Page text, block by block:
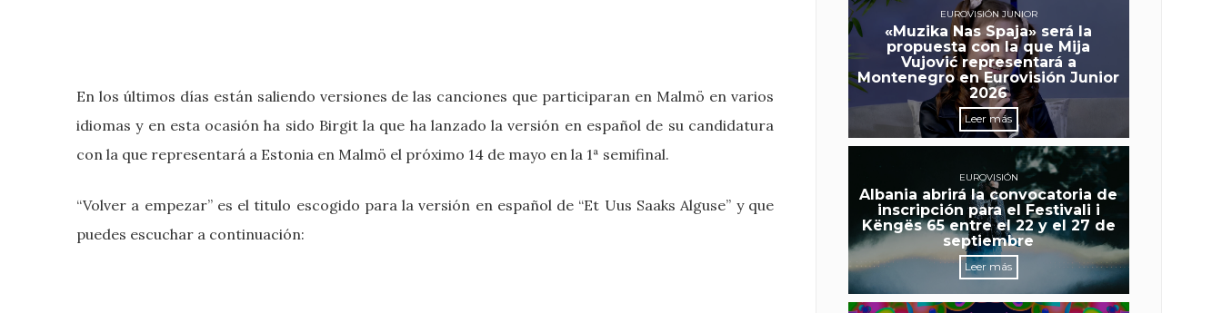
En los últimos días están saliendo versiones de las canciones que participaran en Malmö en varios
idiomas y en esta ocasión ha sido Birgit la que ha lanzado la versión en español de su candidatura
con la que representará a Estonia en Malmö el próximo 14 de mayo en la 1ª semifinal.
“Volver a empezar” es el titulo escogido para la versión en español de “Et Uus Saaks Alguse” y que
puedes escuchar a continuación:
EUROVISIÓN JUNIOR
«Muzika Nas Spaja» será la
propuesta con la que Mija
Vujović representará a
Montenegro en Eurovisión Junior
2026
Leer más
EUROVISIÓN
Albania abrirá la convocatoria de
inscripción para el Festivali i
Këngës 65 entre el 22 y el 27 de
septiembre
Leer más